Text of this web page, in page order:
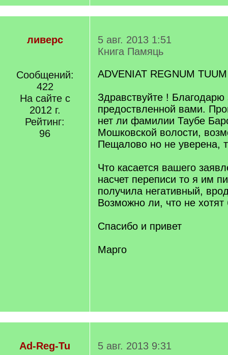
ливерс
Сообщений:
422
На сайте с
2012 г.
Рейтинг:
96
5 авг. 2013 1:51
Книга Памяць
ADVENIAT REGNUM TUUM
Здравствуйте ! Благодарю
предоствленной вами.
нет ли фамилии Таубе
Мошковской волости,
Пещалово но не уверена,
Что касается вашего
насчет переписи то я им
получила негативный,
Возможно ли, что не хотят
Спасибо и привет
Марго
Ad-Reg-Tu
5 авг. 2013 9:31